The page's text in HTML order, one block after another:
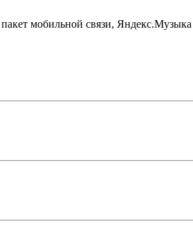
мобильной связи,